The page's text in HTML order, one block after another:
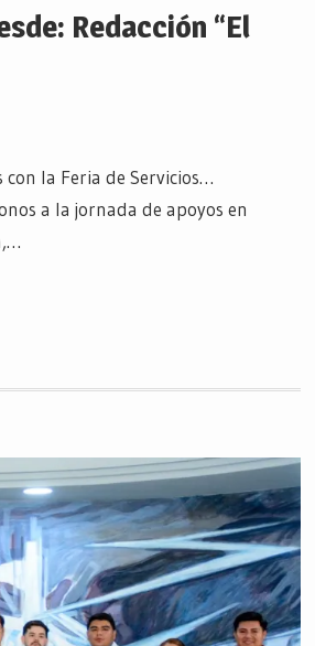
Redacción “El
la Feria de Servicios…
a la jornada de apoyos en